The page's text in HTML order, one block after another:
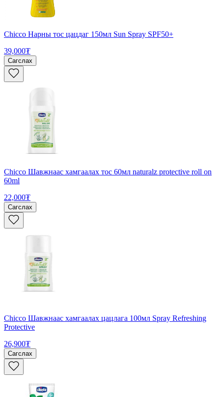
Chicco Нарны тос цацдаг 150мл Sun Spray SPF50+
39,000₮
Сагслах
Chicco Шавжнаас хамгаалах тос 60мл naturalz protective roll on
60ml
22,000₮
Сагслах
Chicco Шавжнаас хамгаалах цацлага 100мл Spray Refreshing
Protective
26,900₮
Сагслах